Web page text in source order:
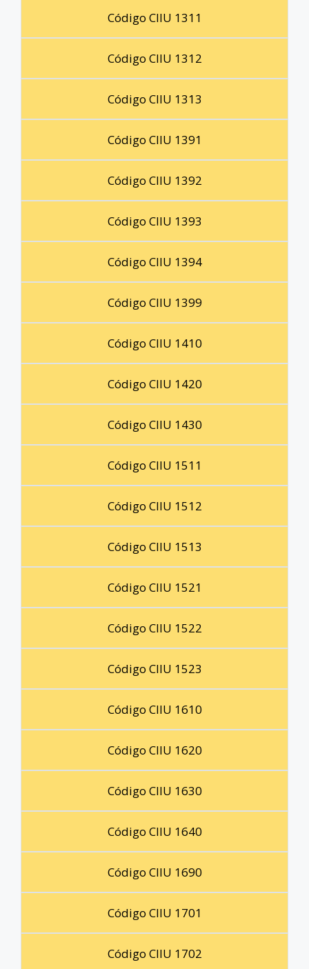
Código CIIU 1311
Código CIIU 1312
Código CIIU 1313
Código CIIU 1391
Código CIIU 1392
Código CIIU 1393
Código CIIU 1394
Código CIIU 1399
Código CIIU 1410
Código CIIU 1420
Código CIIU 1430
Código CIIU 1511
Código CIIU 1512
Código CIIU 1513
Código CIIU 1521
Código CIIU 1522
Código CIIU 1523
Código CIIU 1610
Código CIIU 1620
Código CIIU 1630
Código CIIU 1640
Código CIIU 1690
Código CIIU 1701
Código CIIU 1702